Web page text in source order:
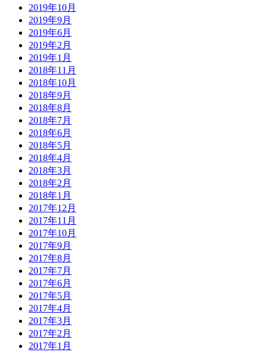
2019年10月
2019年9月
2019年6月
2019年2月
2019年1月
2018年11月
2018年10月
2018年9月
2018年8月
2018年7月
2018年6月
2018年5月
2018年4月
2018年3月
2018年2月
2018年1月
2017年12月
2017年11月
2017年10月
2017年9月
2017年8月
2017年7月
2017年6月
2017年5月
2017年4月
2017年3月
2017年2月
2017年1月